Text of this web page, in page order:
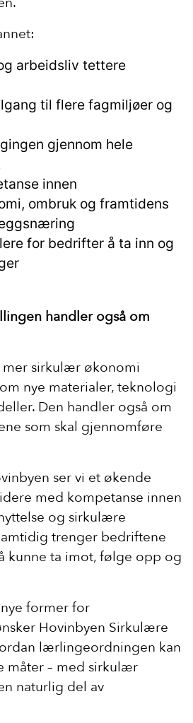
arbeidsliv tettere
til flere fagmiljøer og
gjennom hele
innen
ombruk og framtidens
for bedrifter å ta inn og
handler også om
sirkulær økonomi
nye materialer, teknologi
Den handler også om
som skal gjennomføre
ser vi et økende
med kompetanse innen
og sirkulære
trenger bedriftene
kunne ta imot, følge opp og
former for
Hovinbyen Sirkulære
lærlingeordningen kan
måter – med sirkulær
naturlig del av